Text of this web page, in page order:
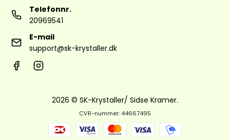
Telefonnr.
20969541
E-mail
support@sk-krystaller.dk
2026 © SK-Krystaller/ Sidse Kramer.
CVR-nummer: 44667495